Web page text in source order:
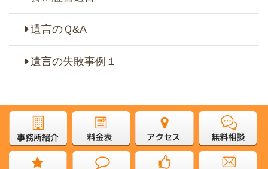
遺言のＱ&A
遺言の失敗事例１